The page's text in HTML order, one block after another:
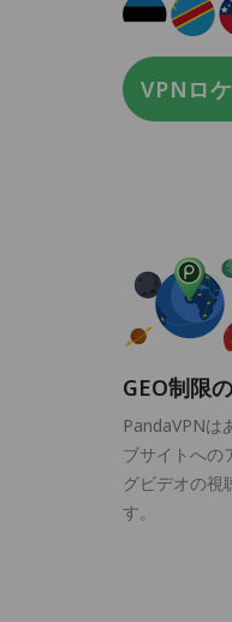
VPNロ
GEO制限
PandaVPNは
ブサイトへの
グビデオの視
す。